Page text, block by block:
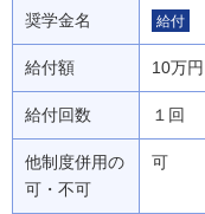
奨学金名 給付
給付額 10万円
給付回数 １回
他制度併用の
可・不可
可